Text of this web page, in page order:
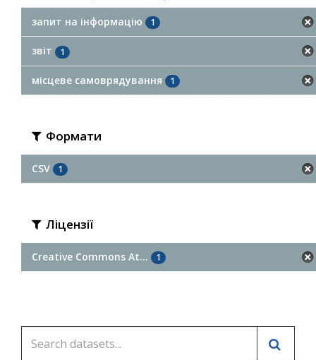
запит на інформацію 1
звіт 1
місцеве самоврядування 1
Формати
CSV 1
Ліцензії
Creative Commons At... 1